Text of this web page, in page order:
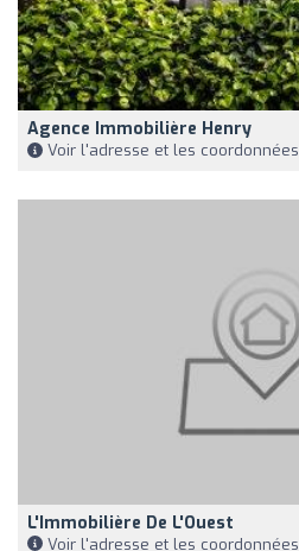
Agence Immobilière Henry
Voir l'adresse et les coordonnées
L'Immobilière De L'Ouest
Voir l'adresse et les coordonnées